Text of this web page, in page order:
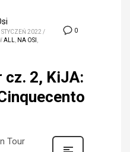
0
2022 /
ALL NA OSI
cz. 2, KiJA:
Tour